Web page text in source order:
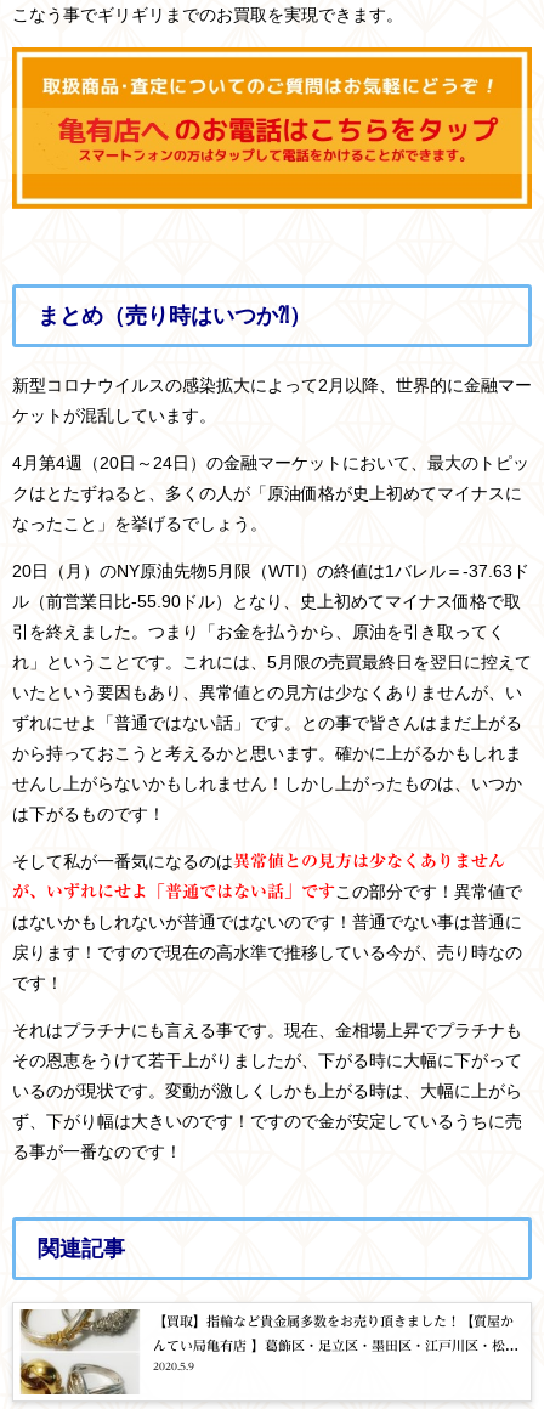
こなう事でギリギリまでのお買取を実現できます。
まとめ（売り時はいつか⁈）
新型コロナウイルスの感染拡大によって2月以降、世界的に金融マー
ケットが混乱しています。
4月第4週（20日～24日）の金融マーケットにおいて、最大のトピッ
クはとたずねると、多くの人が「原油価格が史上初めてマイナスに
なったこと」を挙げるでしょう。
20日（月）のNY原油先物5月限（WTI）の終値は1バレル＝-37.63ド
ル（前営業日比-55.90ドル）となり、史上初めてマイナス価格で取
引を終えました。つまり「お金を払うから、原油を引き取ってく
れ」ということです。これには、5月限の売買最終日を翌日に控えて
いたという要因もあり、異常値との見方は少なくありませんが、い
ずれにせよ「普通ではない話」です。との事で皆さんはまだ上がる
から持っておこうと考えるかと思います。確かに上がるかもしれま
せんし上がらないかもしれません！しかし上がったものは、いつか
は下がるものです！
そして私が一番気になるのは異常値との見方は少なくありません
が、いずれにせよ「普通ではない話」ですこの部分です！異常値で
はないかもしれないが普通ではないのです！普通でない事は普通に
戻ります！ですので現在の高水準で推移している今が、売り時なの
です！
それはプラチナにも言える事です。現在、金相場上昇でプラチナも
その恩恵をうけて若干上がりましたが、下がる時に大幅に下がって
いるのが現状です。変動が激しくしかも上がる時は、大幅に上がら
ず、下がり幅は大きいのです！ですので金が安定しているうちに売
る事が一番なのです！
関連記事
【買取】指輪など貴金属多数をお売り頂きました！【質屋か
んてい局亀有店 】葛飾区・足立区・墨田区・江戸川区・松戸
市・北千住・東京都・千葉・埼玉・指輪・ネックレス・貴金
2020.5.9